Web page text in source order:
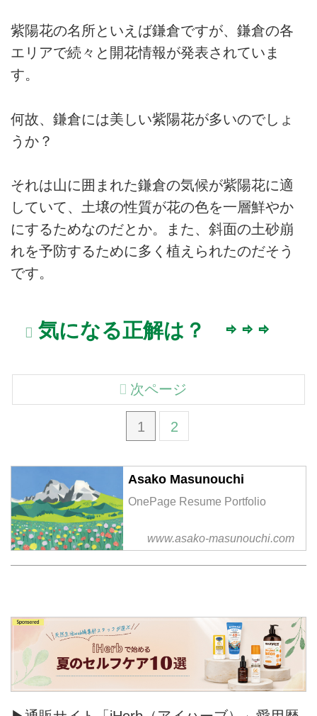
紫陽花の名所といえば鎌倉ですが、鎌倉の各
エリアで続々と開花情報が発表されていま
す。
何故、鎌倉には美しい紫陽花が多いのでしょ
うか？
それは山に囲まれた鎌倉の気候が紫陽花に適
していて、土壌の性質が花の色を一層鮮やか
にするためなのだとか。また、斜面の土砂崩
れを予防するために多く植えられたのだそう
です。
気になる正解は？ ⇨ ⇨ ⇨
1 2
次ページ
Asako Masunouchi
OnePage Resume Portfolio
www.asako-masunouchi.com